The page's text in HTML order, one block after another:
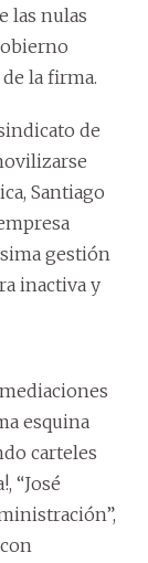
las nulas
la firma.
de
Santiago
gestión
inactiva y
esquina
carteles
“José